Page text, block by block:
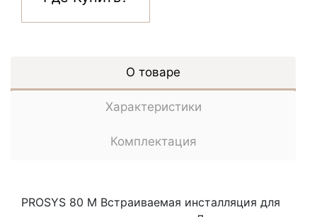
О товаре
Характеристики
Комплектация
PROSYS 80 M Встраиваемая инсталляция для